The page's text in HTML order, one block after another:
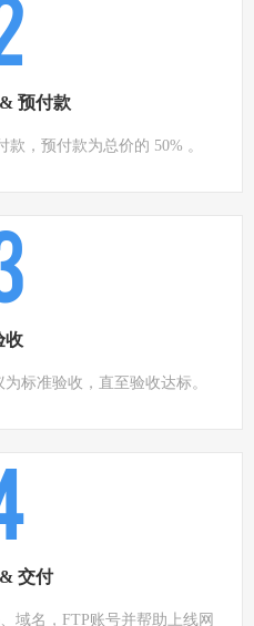
预付款
，预付款为总价的 50% 。
收
标准验收，直至验收达标。
交付
域名，FTP账号并帮助上线网